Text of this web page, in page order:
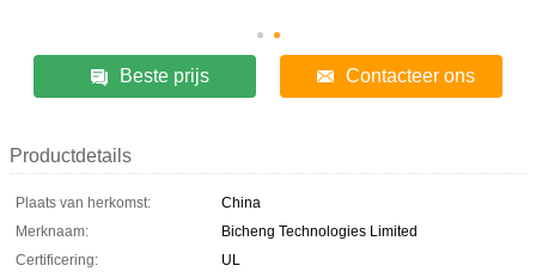
Beste prijs Contacteer ons
Productdetails
Plaats van herkomst:
China
Merknaam:
Bicheng Technologies Limited
Certificering:
UL